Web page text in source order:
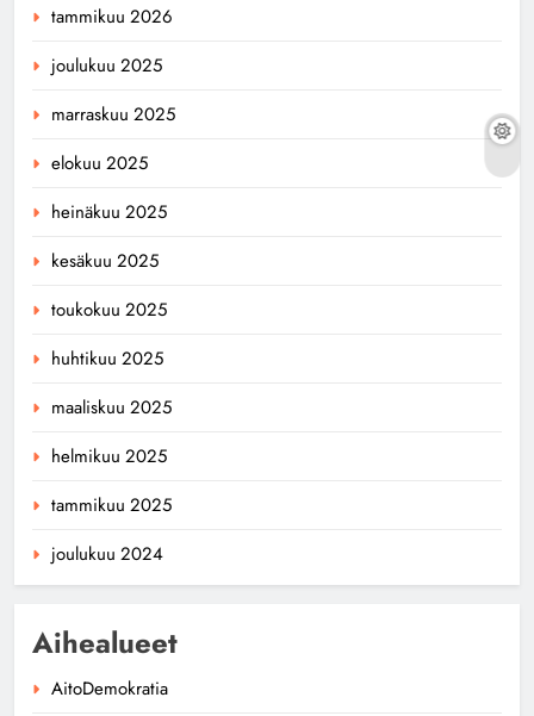
tammikuu 2026
joulukuu 2025
marraskuu 2025
elokuu 2025
heinäkuu 2025
kesäkuu 2025
toukokuu 2025
huhtikuu 2025
maaliskuu 2025
helmikuu 2025
tammikuu 2025
joulukuu 2024
Aihealueet
AitoDemokratia